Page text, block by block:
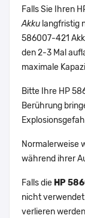
Falls Sie Ihren
Akku langfristig
586007-421
den 2-3 Mal
maximale
Bitte Ihre HP
Berührung
Normalerweise
während ihrer
Falls die HP
nicht verwendet
verlieren